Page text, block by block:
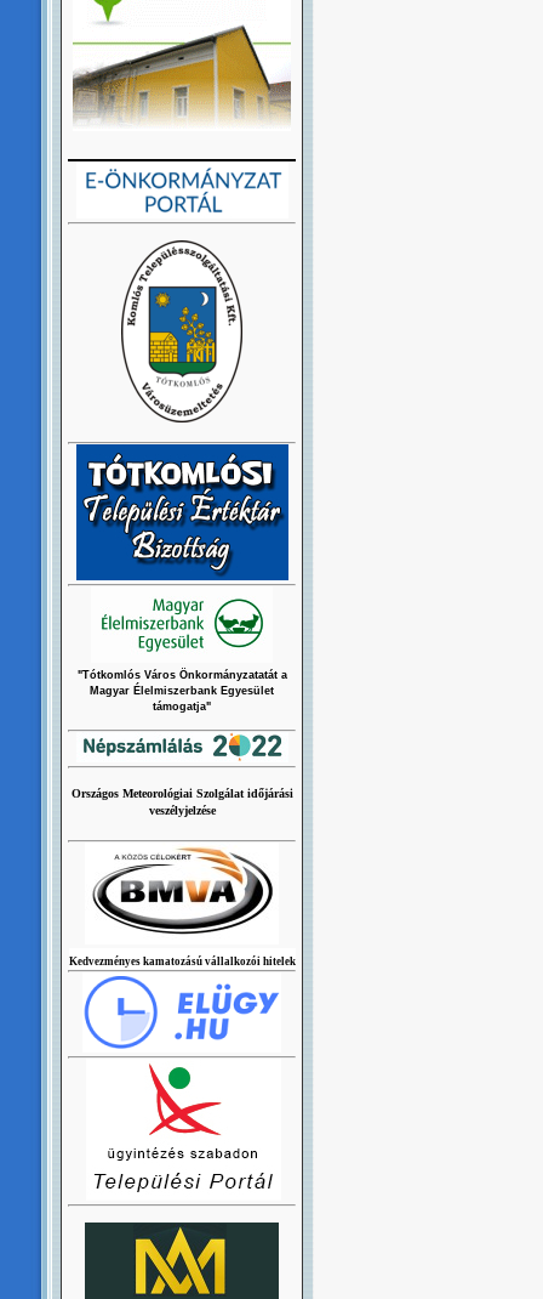
"Tótkomlós Város Önkormányzatatát a
Magyar Élelmiszerbank Egyesület
támogatja"
Országos Meteorológiai Szolgálat időjárási
veszélyjelzése
Kedvezményes kamatozású vállalkozói hitelek